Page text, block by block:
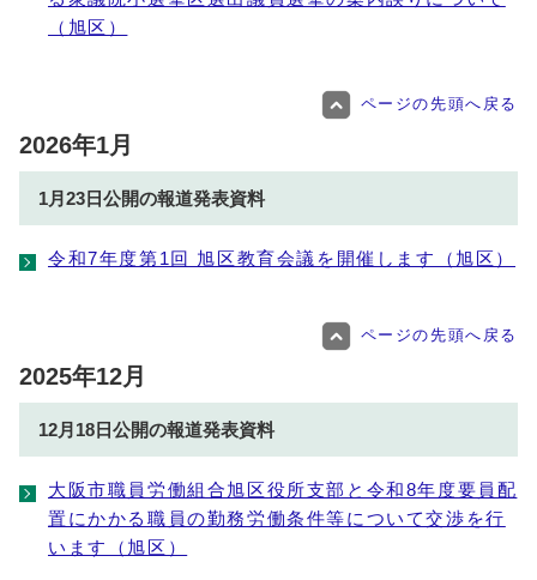
（旭区）
ページの先頭へ戻る
2026年1月
1月23日公開の報道発表資料
令和7年度第1回 旭区教育会議を開催します（旭区）
ページの先頭へ戻る
2025年12月
12月18日公開の報道発表資料
大阪市職員労働組合旭区役所支部と令和8年度要員配
置にかかる職員の勤務労働条件等について交渉を行
います（旭区）